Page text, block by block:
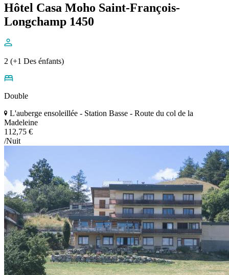
Hôtel Casa Moho Saint-François-
Longchamp 1450
2 (+1 Des énfants)
Double
L'auberge ensoleillée - Station Basse - Route du col de la
Madeleine
112,75 €
/Nuit